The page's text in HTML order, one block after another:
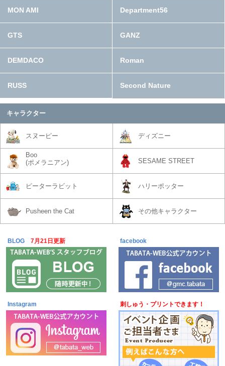
MON AMI Department56
GTS GANZ
DEMDACO Roman
RUSS Second Nature
キャラクター
スヌーピー ディズニー
Boo
(ポメラニアン)
SESAME STREET
ピーターラビット ハリーポッター
Pusheen the Cat その他キャラクター
BLOG 7月21日更新 facebook
Instagram 刺しゅう・プリントできます！